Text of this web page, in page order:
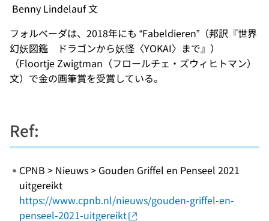
Benny Lindelauf 文
フォルベーダは、2018年にも “Fabeldieren”（邦訳『世界
幻妖図鑑 ドラゴンから妖怪〈YOKAI〉まで』）
（Floortje Zwigtman（フロールチェ・ズウィヒトマン）
文）で金の画筆賞を受賞している。
Ref:
CPNB > Nieuws > Gouden Griffel en Penseel 2021
uitgereikt
https://www.cpnb.nl/nieuws/gouden-griffel-en-
penseel-2021-uitgereikt